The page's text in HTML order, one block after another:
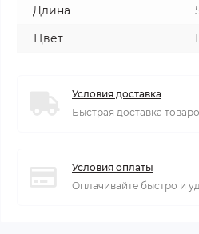
Длина
Цвет
Условия доставка
Быстрая доставка
Условия оплаты
Оплачивайте быстро и